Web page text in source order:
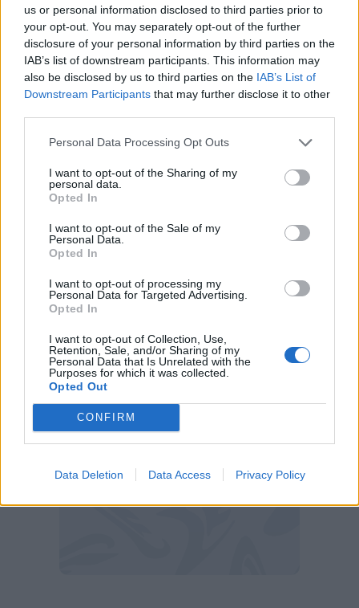
us or personal information disclosed to third parties prior to
your opt-out. You may separately opt-out of the further
disclosure of your personal information by third parties on the
IAB’s list of downstream participants. This information may
also be disclosed by us to third parties on the IAB’s List of
Downstream Participants that may further disclose it to other
Personal Data Processing Opt Outs
I want to opt-out of the Sharing of my
personal data.
Opted In
I want to opt-out of the Sale of my
Personal Data.
Opted In
I want to opt-out of processing my
Personal Data for Targeted Advertising.
Opted In
I want to opt-out of Collection, Use,
Retention, Sale, and/or Sharing of my
Personal Data that Is Unrelated with the
Purposes for which it was collected.
Opted Out
CONFIRM
Data Deletion Data Access Privacy Policy
cambiato e i fatturati nel calcio contano di più
rispetto a 50 anni fa. Ho preso un Torino fallito
e siamo in Serie A da 14 anni di fila, spesso
dalla parte sinistra della classifica. Abbiamo
rifatto il Filadelfia e anche il settore giovanile
ha sfornato un sacco di giocatori in questi
anni. Se qualcuno sipresentasse con
un’offerta adeguata e con la voglia di fare
bene, io sarei disponibile a lasciare dopo 21
un’offerta. Ripeto io sono disponibile, se
qualcuno vuole investire io non ho
problemi, continuerò ad essere il primo tifoso
del Torino. Andrò a vedere il Toro in Maratona
tribuna”.